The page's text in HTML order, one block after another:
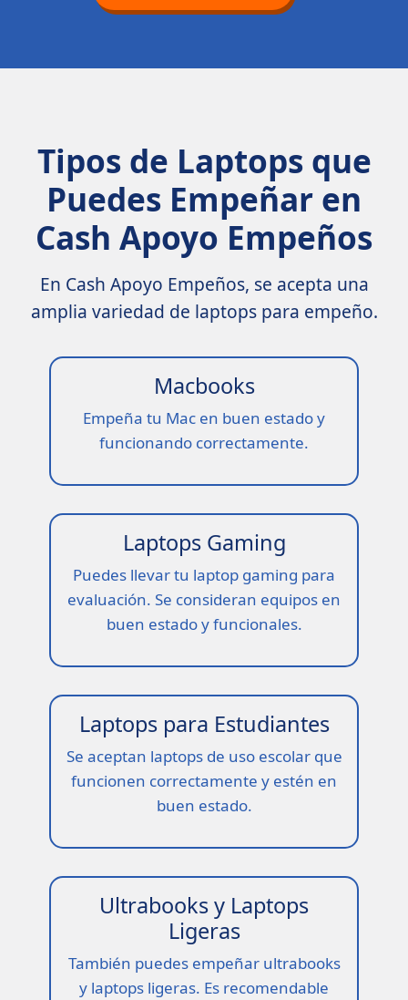
Tipos de Laptops que
Puedes Empeñar en
Cash Apoyo Empeños
En Cash Apoyo Empeños, se acepta una
amplia variedad de laptops para empeño.
Macbooks
Empeña tu Mac en buen estado y
funcionando correctamente.
Laptops Gaming
Puedes llevar tu laptop gaming para
evaluación. Se consideran equipos en
buen estado y funcionales.
Laptops para Estudiantes
Se aceptan laptops de uso escolar que
funcionen correctamente y estén en
buen estado.
Ultrabooks y Laptops
Ligeras
También puedes empeñar ultrabooks
y laptops ligeras. Es recomendable